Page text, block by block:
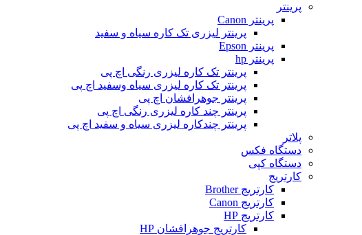
پرینتر
پرینتر Canon
پرینتر لیزری تک کاره سیاه و سفید
پرینتر Epson
پرینتر hp
پرینتر تک کاره لیزری رنگی اچ پی
پرینتر تک کاره لیزری سیاه وسفید اچ پی
پرینتر جوهرافشان اچ پی
پرینتر چند کاره لیزری رنگی اچ پی
پرینتر چندکاره لیزری سیاه و سفید اچ پی
پلاتر
دستگاه فکس
دستگاه کپی
کارتریج
کارتریج Brother
کارتریج Canon
کارتریج HP
کارتریج جوهرافشان HP